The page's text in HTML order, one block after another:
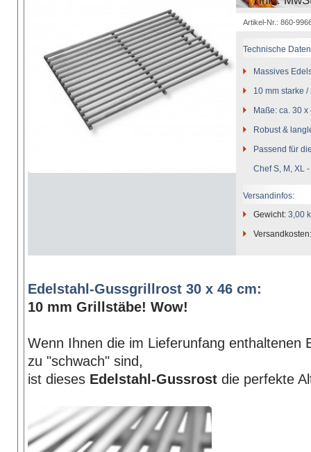
Artikel-Nr.: 860-
Technische
Massives
10 mm starke
Maße: ca. 30 x
Robust &
Passend für
Chef S, M, XL -
Versandinfos:
Gewicht: 3,00
Edelstahl-Gussgrillrost 30 x 46 cm:
10 mm Grillstäbe! Wow!
Wenn Ihnen die im Lieferunfang enthaltenen
zu "schwach" sind,
ist dieses Edelstahl-Gussrost die perfekte